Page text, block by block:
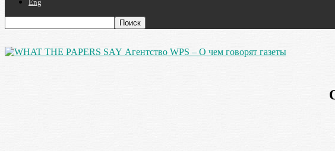
Eng
Агентство WPS – О чем говорят газеты